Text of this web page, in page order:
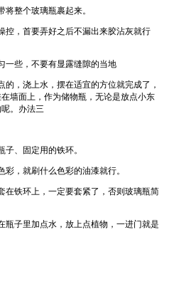
整个玻璃瓶裹起来。
控，首要弄好之后不漏出来胶沾灰就行
一些，不要有显露缝隙的当地
，浇上水，摆在适宜的方位就完成了，
墙面上，作为储物瓶，无论是放点小东
。办法三
、固定用的铁环。
，就刷什么色彩的油漆就行。
在铁环上，一定要套紧了，否则玻璃瓶简
瓶子里加点水，放上点植物，一进门就是